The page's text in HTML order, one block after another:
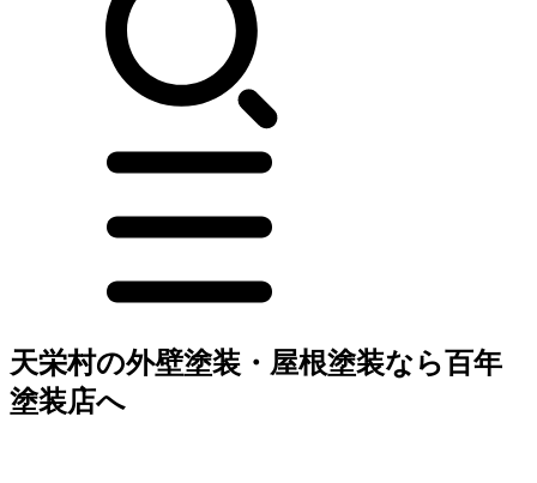
天栄村の外壁塗装・屋根塗装なら百年
塗装店へ